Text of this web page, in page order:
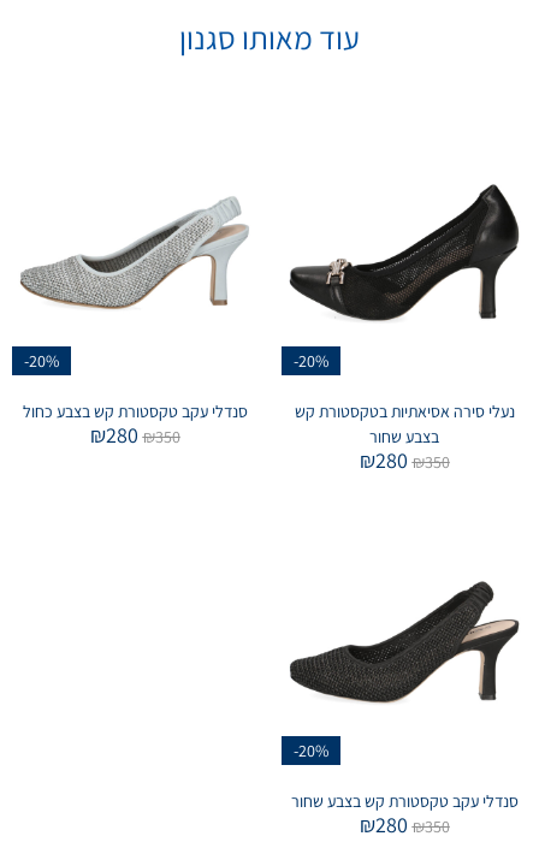
עוד מאותו סגנון
-20%
נעלי סירה אסיאתיות בטקסטורת קש
בצבע שחור
₪350
₪280
-20%
סנדלי עקב טקסטורת קש בצבע כחול
₪350
₪280
-20%
סנדלי עקב טקסטורת קש בצבע שחור
₪350
₪280